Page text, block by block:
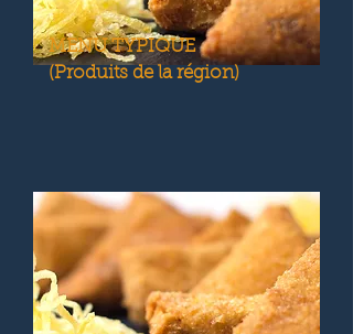
MENU TYPIQUE
(Produits de la région)